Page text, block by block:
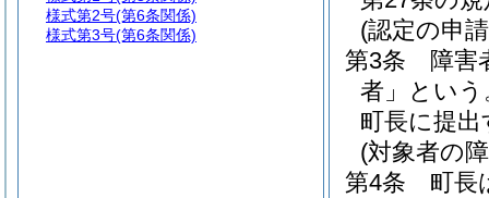
(認定の申
第3条
障害
者」という
町長に提
(対象者の
第4条
町長
様式第2号(第6条関係)
様式第3号(第6条関係)